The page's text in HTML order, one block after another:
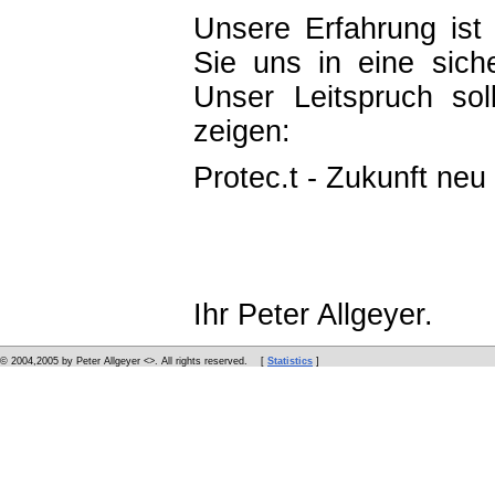
Unsere Erfahrung
Sie uns in eine
Unser Leitspruch
zeigen:
Protec.t - Zukunft
Ihr Peter Allgeyer.
© 2004,2005 by Peter Allgeyer <>. All rights reserved. [ Statistics ]